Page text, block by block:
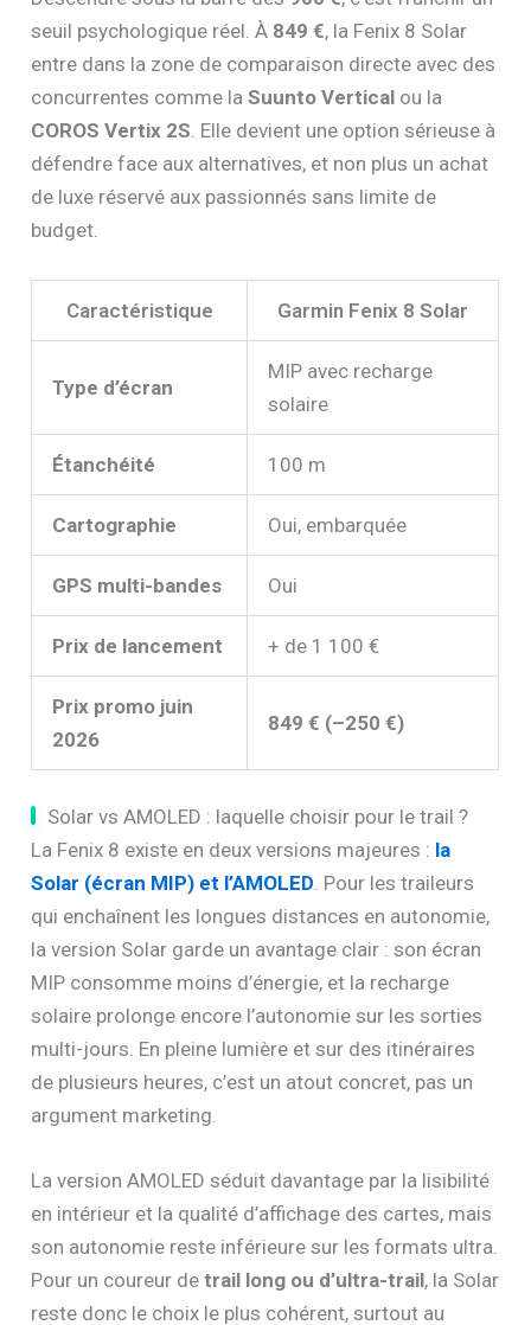
seuil psychologique réel. À 849 €, la Fenix 8 Solar
entre dans la zone de comparaison directe avec des
concurrentes comme laSuunto Vertical ou la
COROS Vertix 2S. Elle devient une option sérieuse à
défendre face aux alternatives, et non plus un achat
de luxe réservé aux passionnés sans limite de
budget.
Caractéristique Garmin Fenix 8 Solar
Type d’écran
MIP avec recharge
solaire
Étanchéité 100 m
Cartographie Oui, embarquée
GPS multi-bandes Oui
Prix de lancement + de 1 100 €
Prix promo juin
2026
849 € (–250 €)
Solar vs AMOLED : laquelle choisir pour le trail ?
La Fenix 8 existe en deux versions majeures : la
Solar (écran MIP) et l’AMOLED. Pour les traileurs
qui enchaînent les longues distances en autonomie,
la version Solar garde un avantage clair : son écran
MIP consomme moins d’énergie, et la recharge
solaire prolonge encore l’autonomie sur les sorties
multi-jours. En pleine lumière et sur des itinéraires
de plusieurs heures, c’est un atout concret, pas un
argument marketing.
La version AMOLED séduit davantage par la lisibilité
en intérieur et la qualité d’affichage des cartes, mais
son autonomie reste inférieure sur les formats ultra.
Pour un coureur detrail long ou d’ultra-trail, la Solar
reste donc le choix le plus cohérent, surtout au